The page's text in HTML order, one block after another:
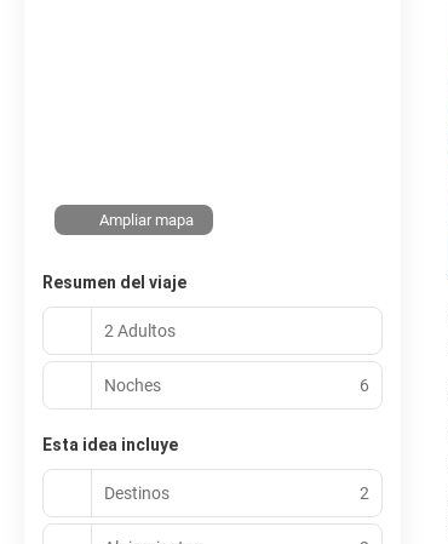
Ampliar mapa
Resumen del viaje
2 Adultos
Noches 6
Esta idea incluye
Destinos 2